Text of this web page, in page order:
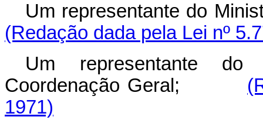
Um representante do
(Redação dada pela Lei nº
Um representante do
Coordenação Geral;
1971)